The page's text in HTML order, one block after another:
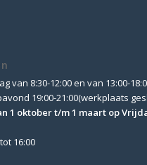
van 8:30-12:00 en van 13:00-
19:00-21:00(werkplaats
1 oktober t/m 1 maart op
16:00